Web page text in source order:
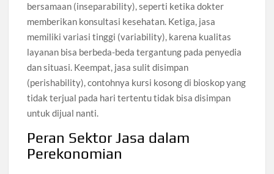
bersamaan (inseparability), seperti ketika dokter
memberikan konsultasi kesehatan. Ketiga, jasa
memiliki variasi tinggi (variability), karena kualitas
layanan bisa berbeda-beda tergantung pada penyedia
dan situasi. Keempat, jasa sulit disimpan
(perishability), contohnya kursi kosong di bioskop yang
tidak terjual pada hari tertentu tidak bisa disimpan
untuk dijual nanti.
Peran Sektor Jasa dalam
Perekonomian